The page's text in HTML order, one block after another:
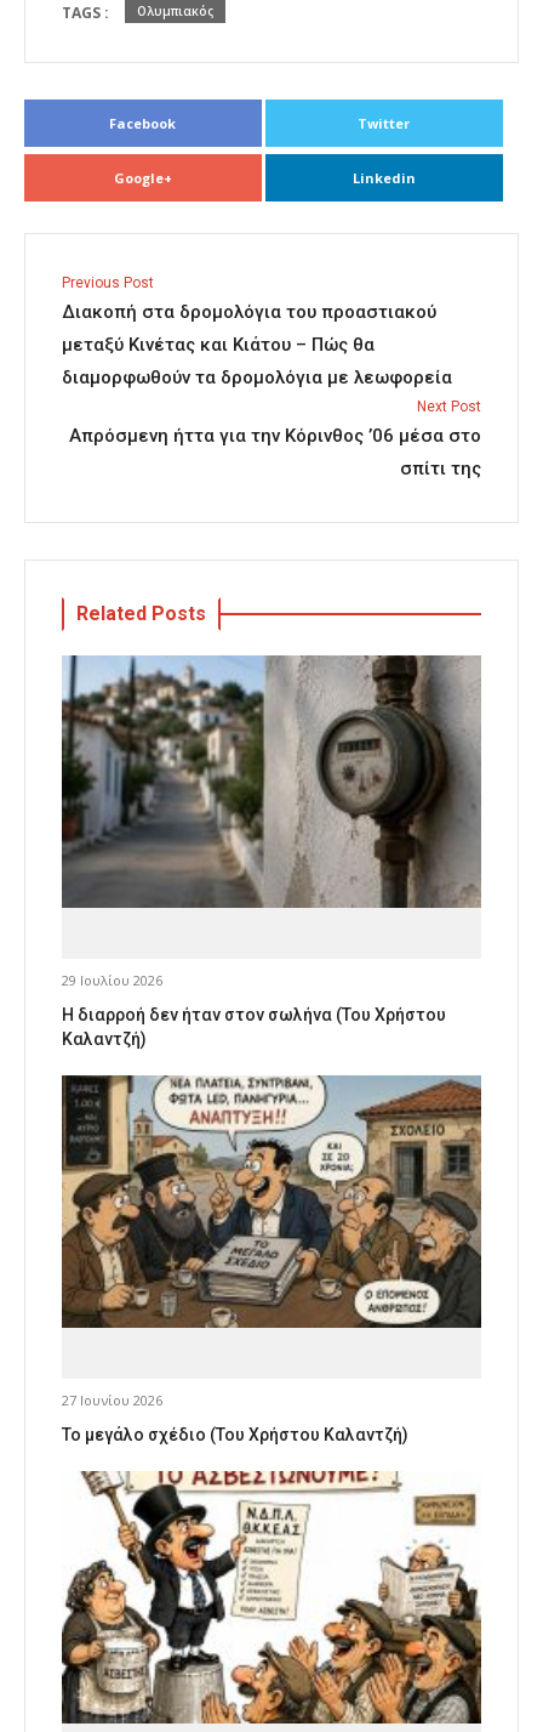
TAGS : Ολυμπιακός
Facebook Twitter
Google+ Linkedin
Previous Post
Διακοπή στα δρομολόγια του προαστιακού
μεταξύ Κινέτας και Κιάτου – Πώς θα
διαμορφωθούν τα δρομολόγια με λεωφορεία
Next Post
Απρόσμενη ήττα για την Κόρινθος ’06 μέσα στο
σπίτι της
Related Posts
29 Ιουλίου 2026
Η διαρροή δεν ήταν στον σωλήνα (Του Χρήστου
Καλαντζή)
27 Ιουνίου 2026
Το μεγάλο σχέδιο (Του Χρήστου Καλαντζή)